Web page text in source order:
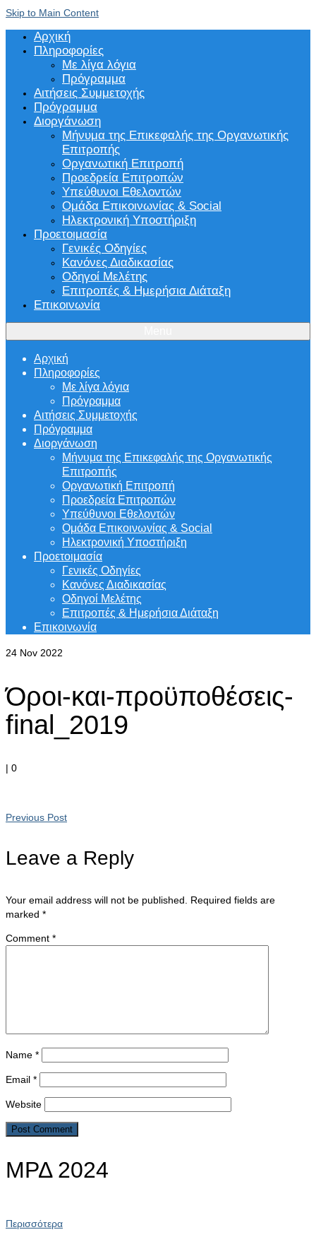
Skip to Main Content
Αρχική
Πληροφορίες
Με λίγα λόγια
Πρόγραμμα
Αιτήσεις Συμμετοχής
Πρόγραμμα
Διοργάνωση
Μήνυμα της Επικεφαλής της Οργανωτικής
Επιτροπής
Οργανωτική Επιτροπή
Προεδρεία Επιτροπών
Υπεύθυνοι Εθελοντών
Ομάδα Επικοινωνίας & Social
Ηλεκτρονική Υποστήριξη
Προετοιμασία
Γενικές Οδηγίες
Κανόνες Διαδικασίας
Οδηγοί Μελέτης
Επιτροπές & Ημερήσια Διάταξη
Επικοινωνία
Αρχική
Πληροφορίες
Με λίγα λόγια
Πρόγραμμα
Αιτήσεις Συμμετοχής
Πρόγραμμα
Διοργάνωση
Μήνυμα της Επικεφαλής της Οργανωτικής
Επιτροπής
Οργανωτική Επιτροπή
Προεδρεία Επιτροπών
Υπεύθυνοι Εθελοντών
Ομάδα Επικοινωνίας & Social
Ηλεκτρονική Υποστήριξη
Προετοιμασία
Γενικές Οδηγίες
Κανόνες Διαδικασίας
Οδηγοί Μελέτης
Επιτροπές & Ημερήσια Διάταξη
Επικοινωνία
24 Nov 2022
Όροι-και-προϋποθέσεις-
final_2019
| 0
Previous Post
Leave a Reply
Your email address will not be published.
Required fields are
marked *
Comment *
Name *
Email *
Website
ΜΡΔ 2024
Περισσότερα